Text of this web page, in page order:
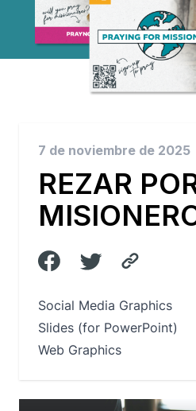
7 de noviembre de 2025
REZAR
Social Media Graphics
Slides (for PowerPoint)
Web Graphics